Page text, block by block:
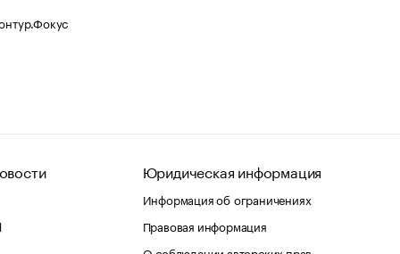
Юридическая информация
Информация об ограничениях
Правовая информация